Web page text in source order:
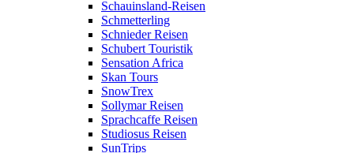
Schauinsland-Reisen
Schmetterling
Schnieder Reisen
Schubert Touristik
Sensation Africa
Skan Tours
SnowTrex
Sollymar Reisen
Sprachcaffe Reisen
Studiosus Reisen
SunTrips